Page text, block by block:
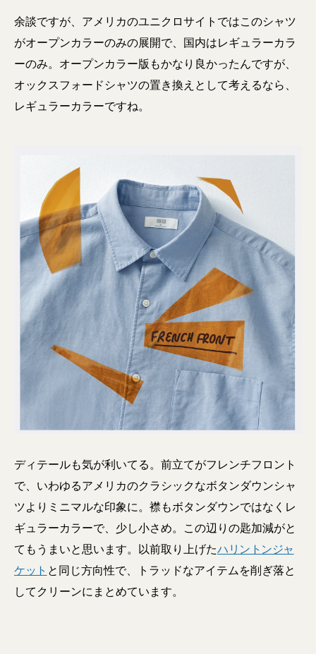
余談ですが、アメリカのユニクロサイトではこのシャツ
がオープンカラーのみの展開で、国内はレギュラーカラ
ーのみ。オープンカラー版もかなり良かったんですが、
オックスフォードシャツの置き換えとして考えるなら、
レギュラーカラーですね。
ディテールも気が利いてる。前立てがフレンチフロント
で、いわゆるアメリカのクラシックなボタンダウンシャ
ツよりミニマルな印象に。襟もボタンダウンではなくレ
ギュラーカラーで、少し小さめ。この辺りの匙加減がと
てもうまいと思います。以前取り上げたハリントンジャ
ケット と同じ方向性で、トラッドなアイテムを削ぎ落と
してクリーンにまとめています。